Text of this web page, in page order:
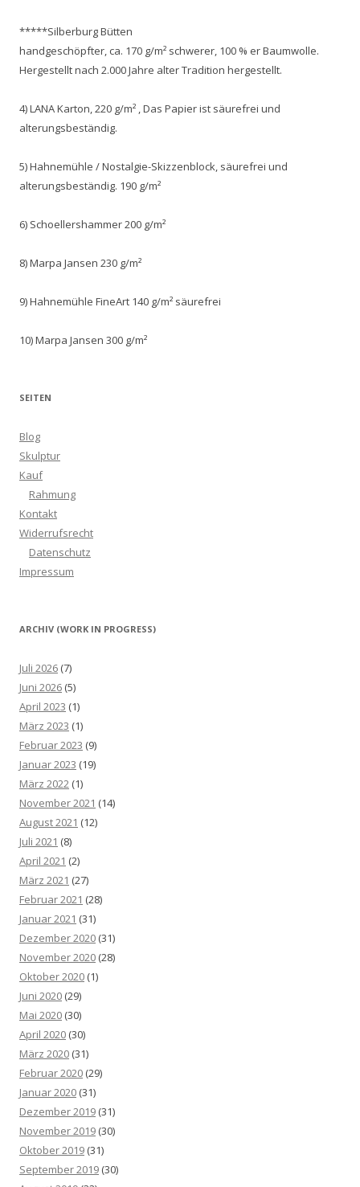
*****Silberburg Bütten
handgeschöpfter, ca. 170 g/m² schwerer, 100 % er Baumwolle.
Hergestellt nach 2.000 Jahre alter Tradition hergestellt.
4) LANA Karton, 220 g/m² , Das Papier ist säurefrei und
alterungsbeständig.
5) Hahnemühle / Nostalgie-Skizzenblock, säurefrei und
alterungsbeständig. 190 g/m²
6) Schoellershammer 200 g/m²
8) Marpa Jansen 230 g/m²
9) Hahnemühle FineArt 140 g/m² säurefrei
10) Marpa Jansen 300 g/m²
SEITEN
Blog
Skulptur
Kauf
Rahmung
Kontakt
Widerrufsrecht
Datenschutz
Impressum
ARCHIV (WORK IN PROGRESS)
Juli 2026 (7)
Juni 2026 (5)
April 2023 (1)
März 2023 (1)
Februar 2023 (9)
Januar 2023 (19)
März 2022 (1)
November 2021 (14)
August 2021 (12)
Juli 2021 (8)
April 2021 (2)
März 2021 (27)
Februar 2021 (28)
Januar 2021 (31)
Dezember 2020 (31)
November 2020 (28)
Oktober 2020 (1)
Juni 2020 (29)
Mai 2020 (30)
April 2020 (30)
März 2020 (31)
Februar 2020 (29)
Januar 2020 (31)
Dezember 2019 (31)
November 2019 (30)
Oktober 2019 (31)
September 2019 (30)